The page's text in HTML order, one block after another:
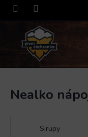
Přejít
obsah
Nealko
Sirupy